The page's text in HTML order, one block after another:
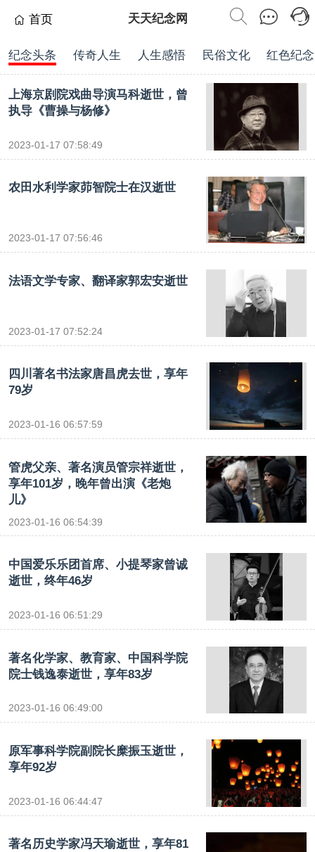
首页 天天纪念网
纪念头条 传奇人生 人生感悟 民俗文化 红色纪念
上海京剧院戏曲导演马科逝世，曾
执导《曹操与杨修》
2023-01-17 07:58:49
农田水利学家茆智院士在汉逝世
2023-01-17 07:56:46
法语文学专家、翻译家郭宏安逝世
2023-01-17 07:52:24
四川著名书法家唐昌虎去世，享年
79岁
2023-01-16 06:57:59
管虎父亲、著名演员管宗祥逝世，
享年101岁，晚年曾出演《老炮
儿》
2023-01-16 06:54:39
中国爱乐乐团首席、小提琴家曾诚
逝世，终年46岁
2023-01-16 06:51:29
著名化学家、教育家、中国科学院
院士钱逸泰逝世，享年83岁
2023-01-16 06:49:00
原军事科学院副院长糜振玉逝世，
享年92岁
2023-01-16 06:44:47
著名历史学家冯天瑜逝世，享年81